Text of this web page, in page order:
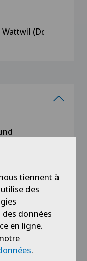
(Dr.
2000“
Karl -
tiennent à
des
données
en ligne.
.